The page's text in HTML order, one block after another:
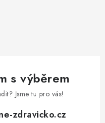
s výběrem
Jsme tu pro vás!
zdravicko.cz